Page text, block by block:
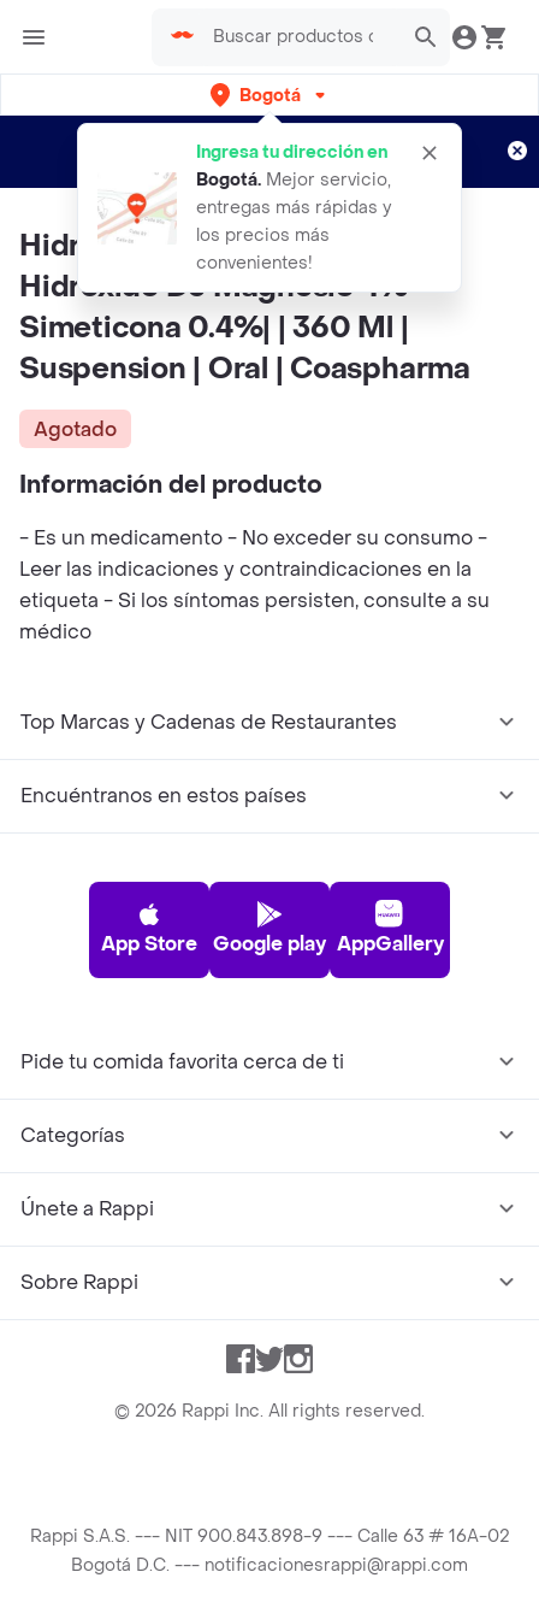
Bogotá
Ingresa tu dirección en
Bogotá. Mejor servicio,
entregas más rápidas y
los precios más
convenientes!
envíos gratis por semanas
Aplican TyC
Hidroxido De Aluminio 4% +
Hidroxido De Magnesio 4% +
Simeticona 0.4%| | 360 Ml |
Suspension | Oral | Coaspharma
Agotado
Información del producto
- Es un medicamento - No exceder su consumo -
Leer las indicaciones y contraindicaciones en la
etiqueta - Si los síntomas persisten, consulte a su
médico
Top Marcas y Cadenas de Restaurantes
Encuéntranos en estos países
App Store Google play AppGallery
Pide tu comida favorita cerca de ti
Categorías
Únete a Rappi
Sobre Rappi
Facebook
TwitterInstagram
© 2026 Rappi Inc. All rights reserved.
Rappi S.A.S. --- NIT 900.843.898-9 --- Calle 63 # 16A-02
Bogotá D.C. --- notificacionesrappi@rappi.com